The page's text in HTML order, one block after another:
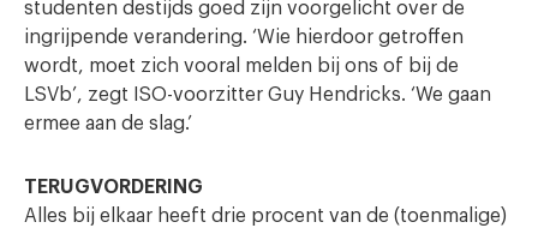
studenten destijds goed zijn voorgelicht over de
ingrijpende verandering. ‘Wie hierdoor getroffen
wordt, moet zich vooral melden bij ons of bij de
LSVb’, zegt ISO-voorzitter Guy Hendricks. ‘We gaan
ermee aan de slag.’
TERUGVORDERING
Alles bij elkaar heeft drie procent van de (toenmalige)